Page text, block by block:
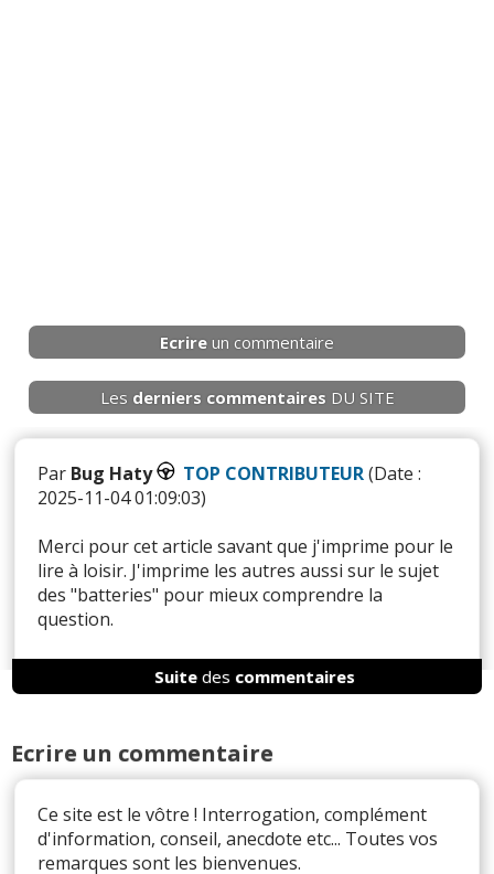
Ecrire un commentaire
Les derniers commentaires DU SITE
Par Bug Haty TOP CONTRIBUTEUR(Date :
2025-11-04 01:09:03)
Merci pour cet article savant que j'imprime pour le
lire à loisir. J'imprime les autres aussi sur le sujet
des "batteries" pour mieux comprendre la
question.
Suitedes commentaires
Ecrire un commentaire
Ce site est le vôtre ! Interrogation, complément
d'information, conseil, anecdote etc... Toutes vos
remarques sont les bienvenues.